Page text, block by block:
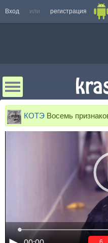
Вход или регистрация
КОТЭ Восемь